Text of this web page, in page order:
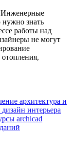
Инженерные
знать
работы над
не могут
архитектура и
дизайн интерьера
archicad